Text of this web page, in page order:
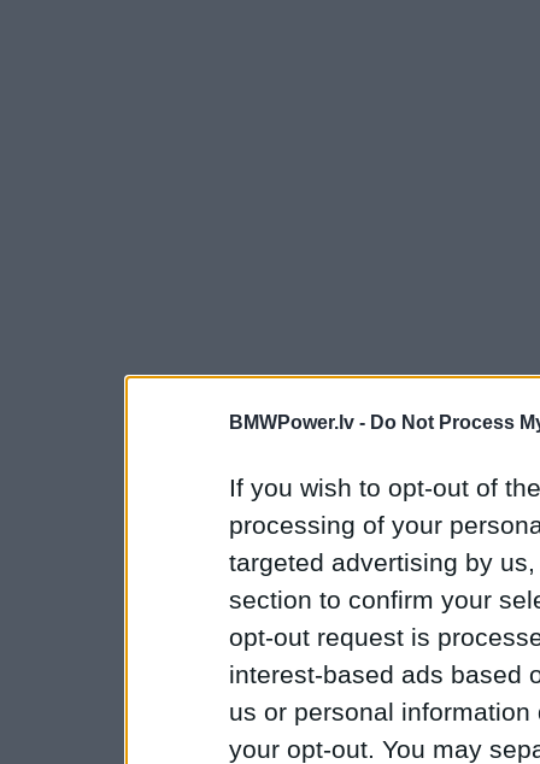
BMWPower.lv - Do Not Process
If you wish to opt-out of
processing of your
targeted advertising by
section to confirm your
opt-out request is
interest-based ads based
us or personal
your opt-out. You may